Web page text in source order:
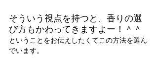
そういう視点を持つと、香りの選
び方もかわってきますよー！＾＾
ということをお伝えしたくてこの方法を選ん
でいます。